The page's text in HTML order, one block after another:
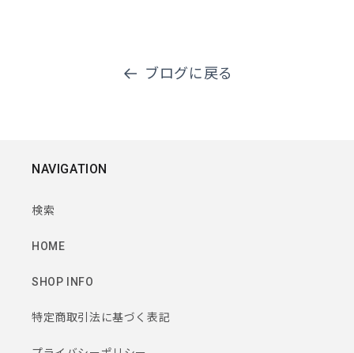
ブログに戻る
NAVIGATION
検索
HOME
SHOP INFO
特定商取引法に基づく表記